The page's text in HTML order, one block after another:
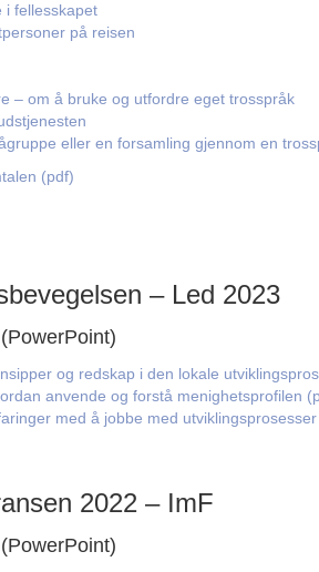
i fellesskapet
på reisen
– om å bruke og utfordre eget trosspråk
eller en forsamling gjennom en
(pdf)
– Led 2023
og redskap i den lokale
anvende og forstå menighetsprofilen
med å jobbe med
2022 – ImF